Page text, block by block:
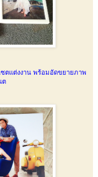
ตแต่งงาน พร้อมอัดขยายภาพ
ต